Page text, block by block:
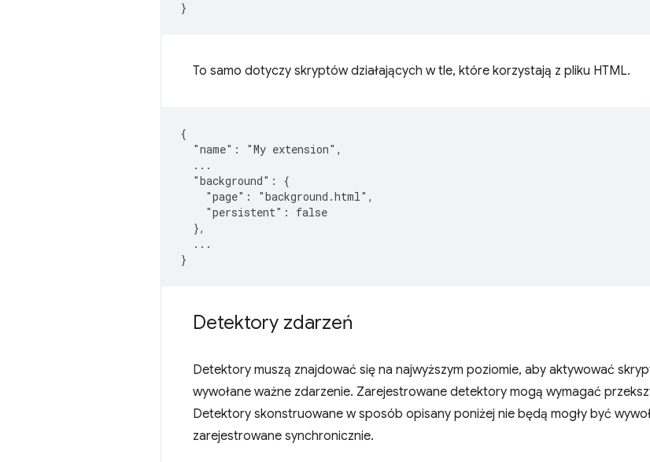
To samo dotyczy skryptów działających w tle, które korzystają z pliku HTML.
{
  "name": "My extension",
  ...
  "background": {
    "page": "background.html",
    "persistent": false
  },
  ...
Detektory zdarzeń
Detektory muszą znajdować się na najwyższym poziomie, aby aktywować
wywołane ważne zdarzenie. Zarejestrowane detektory mogą wymagać
Detektory skonstruowane w sposób opisany poniżej nie będą mogły być
zarejestrowane synchronicznie.